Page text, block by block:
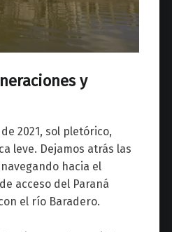
y
2021, sol pletórico,
leve. Dejamos atrás las
hacia el
acceso del Paraná
el río Baradero.